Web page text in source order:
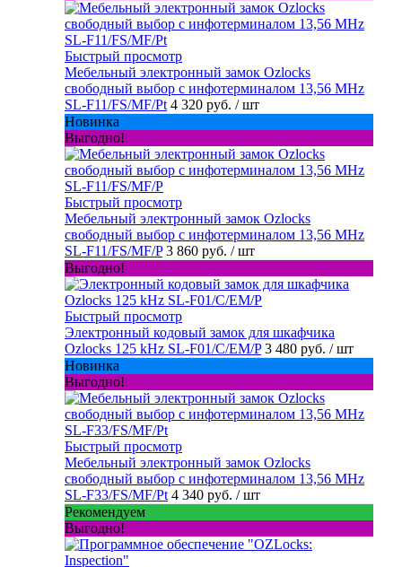
Быстрый просмотр
Мебельный электронный замок Ozlocks
свободный выбор с инфотерминалом 13,56 MHz
SL-F11/FS/MF/Pt 4 320 руб. / шт
Новинка
Выгодно!
Быстрый просмотр
Мебельный электронный замок Ozlocks
свободный выбор с инфотерминалом 13,56 MHz
SL-F11/FS/MF/P 3 860 руб. / шт
Выгодно!
Быстрый просмотр
Электронный кодовый замок для шкафчика
Ozlocks 125 kHz SL-F01/C/EM/P 3 480 руб. / шт
Новинка
Выгодно!
Быстрый просмотр
Мебельный электронный замок Ozlocks
свободный выбор с инфотерминалом 13,56 MHz
SL-F33/FS/MF/Pt 4 340 руб. / шт
Рекомендуем
Выгодно!